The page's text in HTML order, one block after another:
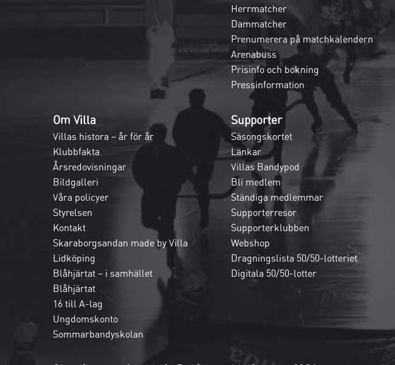
Herrmatcher
Dammatcher
Prenumerera på matchkalendern
Arenabuss
Prisinfo och bokning
Pressinformation
Om Villa
Villas histora – år för år
Klubbfakta
Årsredovisningar
Bildgalleri
Våra policyer
Styrelsen
Kontakt
Skaraborgsandan made by Villa
Lidköping
Blåhjärtat – i samhället
Blåhjärtat
16 till A-lag
Ungdomskonto
Sommarbandyskolan
Supporter
Säsongskortet
Länkar
Villas Bandypod
Bli medlem
Ständiga medlemmar
Supporterresor
Supporterklubben
Webshop
Dragningslista 50/50-lotteriet
Digitala 50/50-lotter